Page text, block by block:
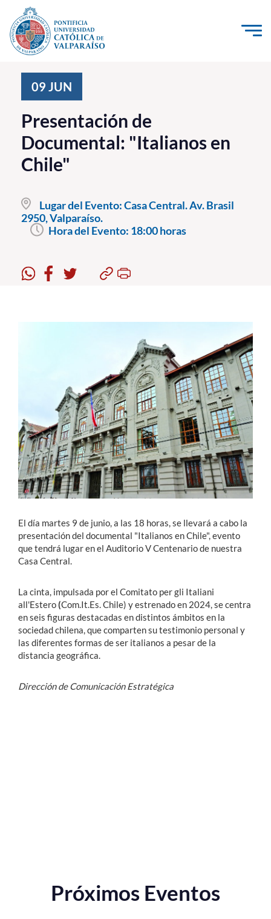
Click acá para ir directamente al contenido
Investigación, Creación e Innovación
PUCV Internacional
Vinculación con el Medio
Pregrado
Postgrado
Formación Continua
English
09 JUN
Presentación de
Documental: "Italianos en
Chile"
Lugar del Evento:Casa Central. Av. Brasil
2950, Valparaíso.
Hora del Evento: 18:00 horas
El día martes 9 de junio, a las 18 horas, se llevará a cabo la
presentación del documental "Italianos en Chile", evento
que tendrá lugar en el Auditorio V Centenario de nuestra
Casa Central.
La cinta, impulsada por el Comitato per gli Italiani
all'Estero(Com.It.Es. Chile) y estrenado en 2024, se centra
en seis figuras destacadas en distintos ámbitos en la
sociedad chilena, que comparten su testimonio personal y
las diferentes formas de ser italianos a pesar de la
distancia geográfica.
Dirección de Comunicación Estratégica
Próximos Eventos